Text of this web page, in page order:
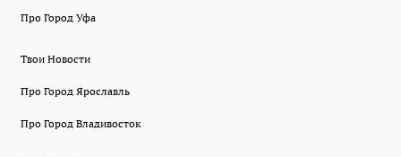
Про Город Уфа
Твои Новости
Про Город Ярославль
Про Город Владивосток